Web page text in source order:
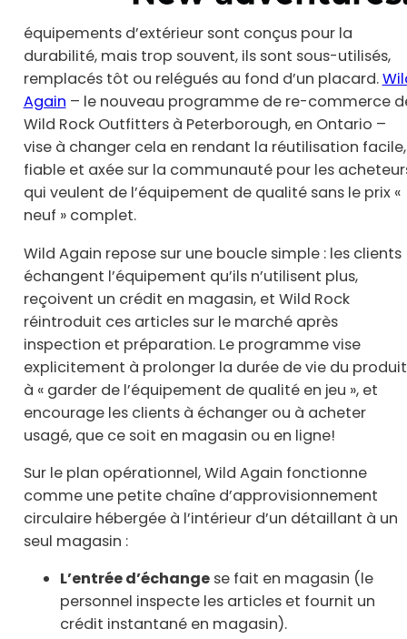
équipements d’extérieur sont conçus pour la
durabilité, mais trop souvent, ils sont sous-utilisés,
remplacés tôt ou relégués au fond d’un placard.
Again – le nouveau programme de re-commerce
Wild Rock Outfitters à Peterborough, en Ontario –
vise à changer cela en rendant la réutilisation facile,
fiable et axée sur la communauté pour les
qui veulent de l’équipement de qualité sans le prix «
neuf » complet.
Wild Again repose sur une boucle simple : les clients
échangent l’équipement qu’ils n’utilisent plus,
reçoivent un crédit en magasin, et Wild Rock
réintroduit ces articles sur le marché après
inspection et préparation. Le programme vise
explicitement à prolonger la durée de vie du
à « garder de l’équipement de qualité en jeu », et
encourage les clients à échanger ou à acheter
usagé, que ce soit en magasin ou en ligne!
Sur le plan opérationnel, Wild Again fonctionne
comme une petite chaîne d’approvisionnement
circulaire hébergée à l’intérieur d’un détaillant à un
seul magasin :
L’entrée d’échangese fait en magasin (le
personnel inspecte les articles et fournit un
crédit instantané en magasin).